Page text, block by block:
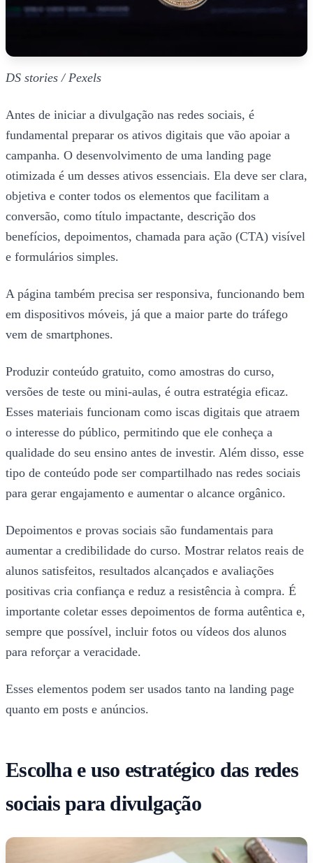
DS stories / Pexels
Antes de iniciar a divulgação nas redes sociais, é
fundamental preparar os ativos digitais que vão apoiar a
campanha. O desenvolvimento de uma landing page
otimizada é um desses ativos essenciais. Ela deve ser clara,
objetiva e conter todos os elementos que facilitam a
conversão, como título impactante, descrição dos
benefícios, depoimentos, chamada para ação (CTA) visível
e formulários simples.
A página também precisa ser responsiva, funcionando bem
em dispositivos móveis, já que a maior parte do tráfego
vem de smartphones.
Produzir conteúdo gratuito, como amostras do curso,
versões de teste ou mini-aulas, é outra estratégia eficaz.
Esses materiais funcionam como iscas digitais que atraem
o interesse do público, permitindo que ele conheça a
qualidade do seu ensino antes de investir. Além disso, esse
tipo de conteúdo pode ser compartilhado nas redes sociais
para gerar engajamento e aumentar o alcance orgânico.
Depoimentos e provas sociais são fundamentais para
aumentar a credibilidade do curso. Mostrar relatos reais de
alunos satisfeitos, resultados alcançados e avaliações
positivas cria confiança e reduz a resistência à compra. É
importante coletar esses depoimentos de forma autêntica e,
sempre que possível, incluir fotos ou vídeos dos alunos
para reforçar a veracidade.
Esses elementos podem ser usados tanto na landing page
quanto em posts e anúncios.
Escolha e uso estratégico das redes
sociais para divulgação